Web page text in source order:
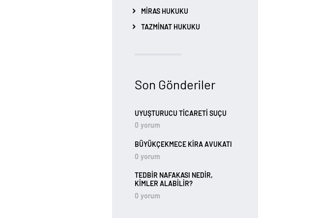
MIRAS HUKUKU
TAZMINAT HUKUKU
Son Gönderiler
UYUŞTURUCU TİCARETİ SUÇU
0 yorum
BÜYÜKÇEKMECE KIRA AVUKATI
0 yorum
TEDBIR NAFAKASI NEDIR,
KIMLER ALABILIR?
0 yorum